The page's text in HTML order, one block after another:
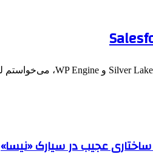
عجیب در سیارک «نیسا»